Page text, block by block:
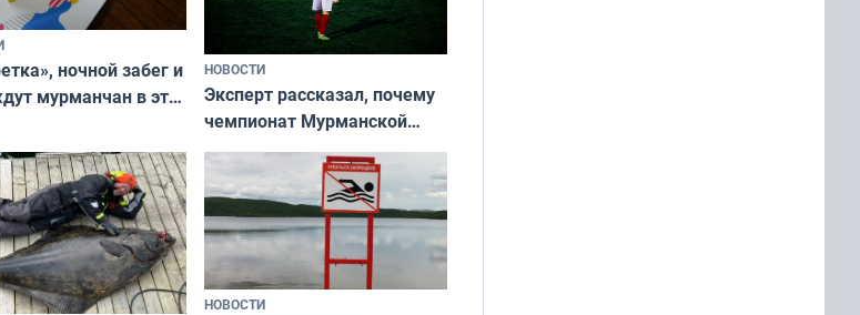
ночной забег и
мурманчан в эти
НОВОСТИ
Эксперт рассказал, почему
чемпионат Мурманской
области по футболу остался
незамеченным
НОВОСТИ